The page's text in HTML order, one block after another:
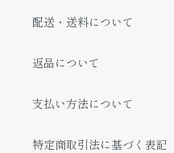
配送・送料について
返品について
支払い方法について
特定商取引法に基づく表記